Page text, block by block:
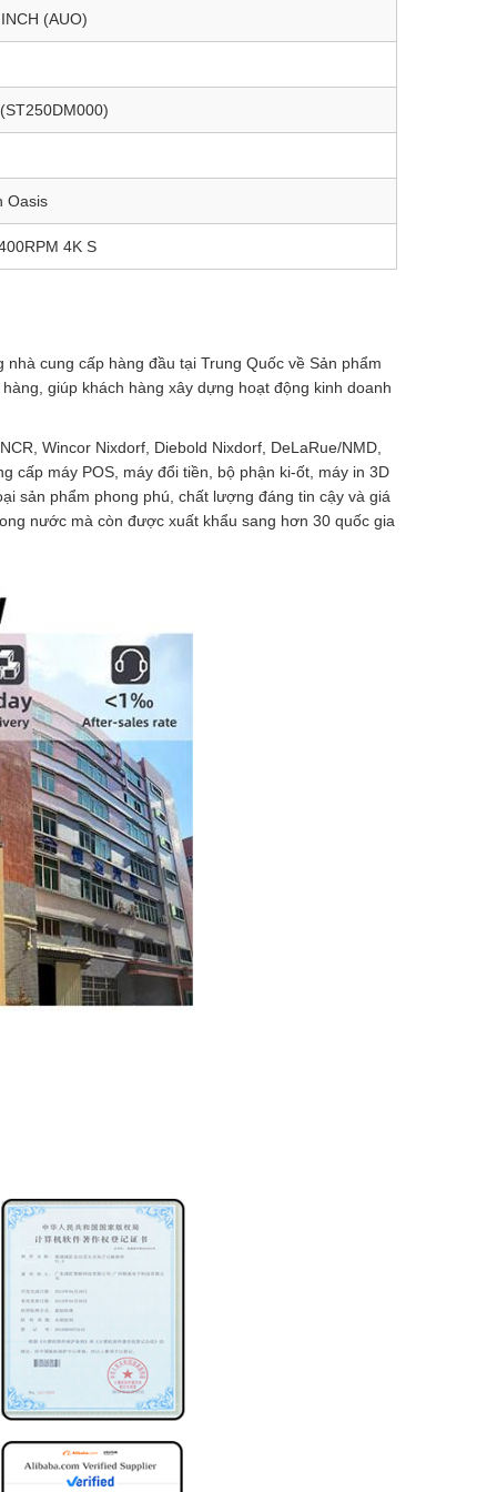
(AUO)
Oasis
4K S
cung cấp hàng đầu tại Trung Quốc về Sản phẩm
giúp khách hàng xây dựng hoạt động kinh doanh
Wincor Nixdorf, Diebold Nixdorf, DeLaRue/NMD,
cấp máy POS, máy đổi tiền, bộ phận ki-ốt, máy in 3D
sản phẩm phong phú, chất lượng đáng tin cậy và giá
nước mà còn được xuất khẩu sang hơn 30 quốc gia